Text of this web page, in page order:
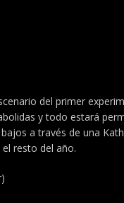
del primer
y todo estará
a través de una
resto del año.